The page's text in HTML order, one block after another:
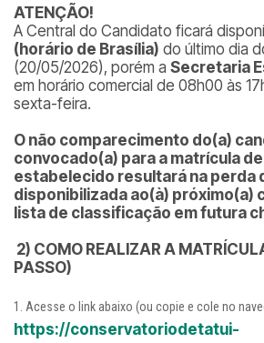
ATENÇÃO!
A Central do Candidato ficará
(horário de Brasília) do último dia
(20/05/2026), porém a Secretaria
em horário comercial de 08h00 às
sexta-feira.
O não comparecimento do(a)
convocado(a) para a matrícula
estabelecido resultará na perda
disponibilizada ao(à) próximo(a)
lista de classificação em futura
2) COMO REALIZAR A
PASSO)
Acesse o link abaixo (ou copie e cole no
https://conservatoriodetatui-